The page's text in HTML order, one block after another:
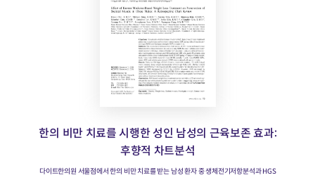
한의 비만 치료를 시행한 성인 남성의 근육보존 효과:
후향적 차트분석
다이트한의원 서울점에서 한의 비만 치료를 받는 남성 환자 중 생체전기저항분석과 HGS